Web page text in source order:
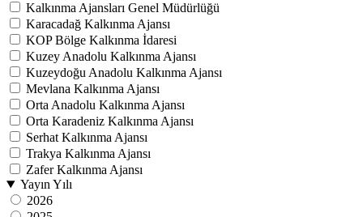
Kalkınma Ajansları Genel Müdürlüğü
Karacadağ Kalkınma Ajansı
KOP Bölge Kalkınma İdaresi
Kuzey Anadolu Kalkınma Ajansı
Kuzeydoğu Anadolu Kalkınma Ajansı
Mevlana Kalkınma Ajansı
Orta Anadolu Kalkınma Ajansı
Orta Karadeniz Kalkınma Ajansı
Serhat Kalkınma Ajansı
Trakya Kalkınma Ajansı
Zafer Kalkınma Ajansı
Yayın Yılı
2026